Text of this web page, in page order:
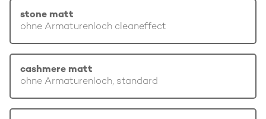
stone matt
ohne Armaturenloch cleaneffect
cashmere matt
ohne Armaturenloch, standard